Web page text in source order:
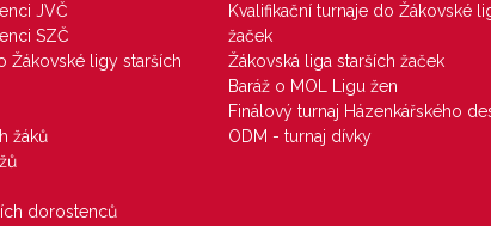
JVČ
SZČ
Žákovské ligy starších
žáků
dorostenců
Kvalifikační turnaje do Žákovské
žaček
Žákovská liga starších žaček
Baráž o MOL Ligu žen
Finálový turnaj Házenkářského
ODM - turnaj dívky